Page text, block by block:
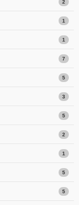
2
1
1
7
5
3
5
2
1
5
5